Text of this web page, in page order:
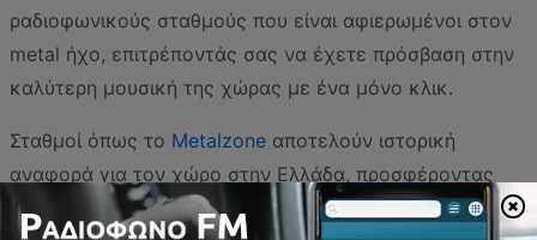
ραδιοφωνικούς σταθμούς που είναι αφιερωμένοι στον
metal ήχο, επιτρέποντάς σας να έχετε πρόσβαση στην
καλύτερη μουσική της χώρας με ένα μόνο κλικ.
Σταθμοί όπως το Metalzone αποτελούν ιστορική
αναφορά για τον χώρο στην Ελλάδα, προσφέροντας
βαθιά γνώση και συνεχή ενημέρωση για τα